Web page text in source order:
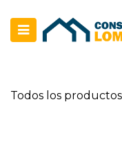
Todos los productos